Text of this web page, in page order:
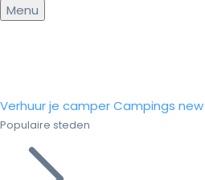
Menu
Verhuur je camperCampings new
Populaire steden